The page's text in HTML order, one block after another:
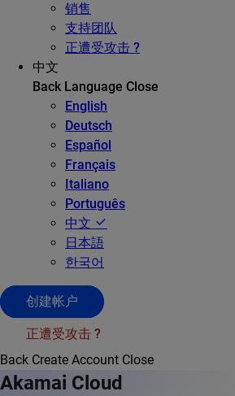
销售
支持团队
正遭受攻击 ?
中文
Back Language Close
English
Deutsch
Español
Français
Italiano
Português
中文
日本語
한국어
创建帐户
正遭受攻击 ?
Back Create Account Close
Akamai Cloud